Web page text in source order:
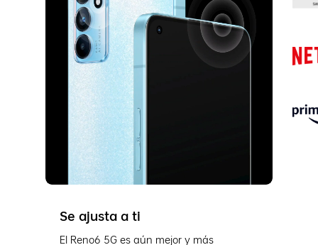
Se ajusta a ti
El Reno6 5G es aún mejor y más